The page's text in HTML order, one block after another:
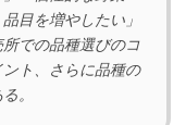
目を増やしたい」
での品種選びのコ
ト、さらに品種の
。